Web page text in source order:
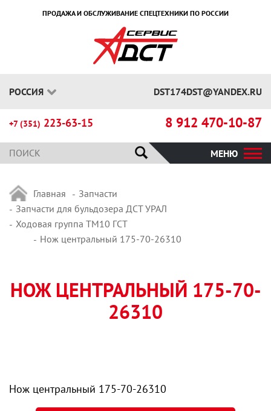
ПРОДАЖА И ОБСЛУЖИВАНИЕ СПЕЦТЕХНИКИ ПО РОССИИ
РОССИЯ DST174DST@YANDEX.RU
+7 (351) 223-63-15 8 912 470-10-87
МЕНЮ
Главная
Запчасти
Запчасти для бульдозера ДСТ УРАЛ
Ходовая группа ТМ10 ГСТ
Нож центральный 175-70-26310
НОЖ ЦЕНТРАЛЬНЫЙ 175-70-
26310
Нож центральный 175-70-26310